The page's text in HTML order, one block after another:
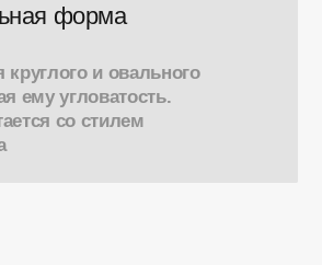
форма
круглого и овального
ему угловатость.
со стилем